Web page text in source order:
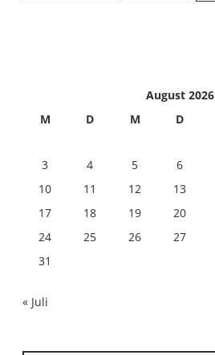
August 2026
M
D M D
3
4 5 6
10
11 12 13
17
18 19 20
24
25 26 27
31
« Juli